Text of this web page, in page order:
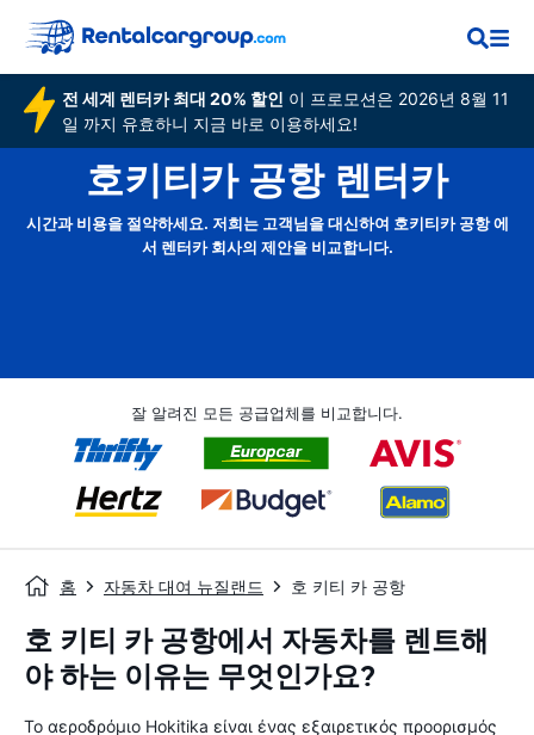
전 세계 렌터카 최대 20% 할인 이 프로모션은 2026년 8월 11
일 까지 유효하니 지금 바로 이용하세요!
호키티카 공항 렌터카
시간과 비용을 절약하세요. 저희는 고객님을 대신하여 호키티카 공항 에
서 렌터카 회사의 제안을 비교합니다.
잘 알려진 모든 공급업체를 비교합니다.
홈 자동차 대여 뉴질랜드 호 키티 카 공항
호 키티 카 공항에서 자동차를 렌트해
야 하는 이유는 무엇인가요?
Το αεροδρόμιο Hokitika είναι ένας εξαιρετικός προορισμός